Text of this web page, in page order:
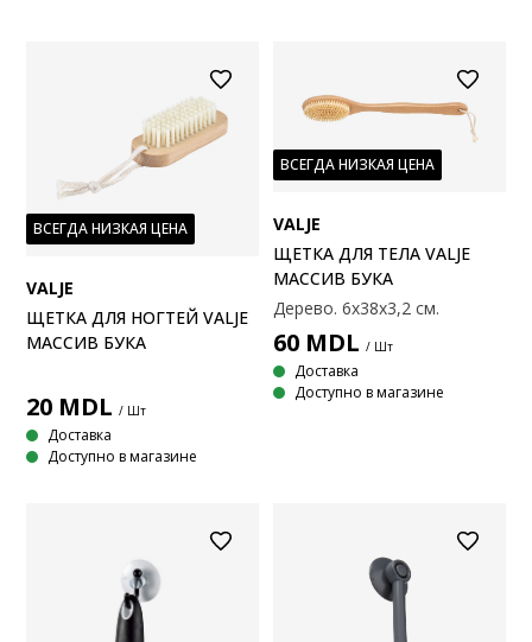
ВСЕГДА НИЗКАЯ ЦЕНА
VALJE
ЩЕТКА ДЛЯ НОГТЕЙ VALJE
МАССИВ БУКА
20 MDL / Шт
Доставка
Доступно в магазине
ВСЕГДА НИЗКАЯ ЦЕНА
VALJE
ЩЕТКА ДЛЯ ТЕЛА VALJE
МАССИВ БУКА
Дерево. 6x38x3,2 см.
60 MDL / Шт
Доставка
Доступно в магазине